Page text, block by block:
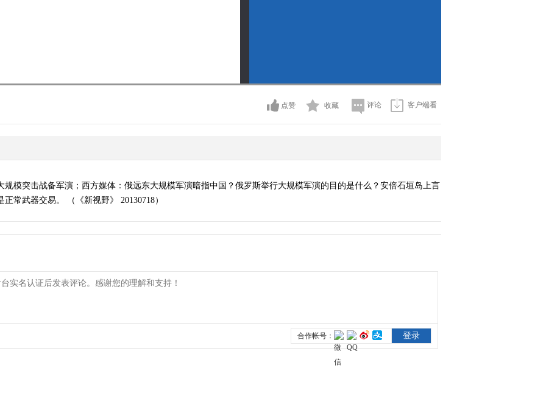
点赞 收藏 评论 客户端看
模突击战备军演；西方媒体：俄远东大规模军演暗指中国？俄罗斯举行大规模军演的目的是什么？安倍石垣岛上言
常武器交易。 （《新视野》 20130718）